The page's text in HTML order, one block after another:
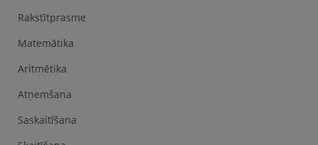
Rakstītprasme
Matemātika
Aritmētika
Atņemšana
Saskaitīšana